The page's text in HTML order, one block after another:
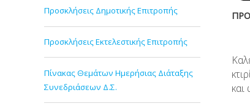
Προσκλήσεις Δημοτικής Επιτροπής
Προσκλήσεις Εκτελεστικής Επιτροπής
Πίνακας Θεμάτων Ημερήσιας Διάταξης
Συνεδριάσεων Δ.Σ.